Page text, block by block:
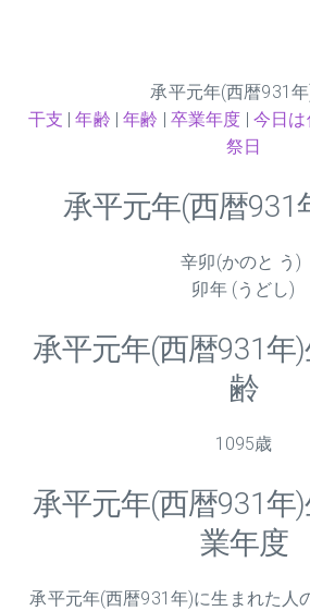
承平元年(西暦931
干支 |年齢 |年齢 |卒業年度 |今日は
祭日
承平元年(西暦931
辛卯(かのと う)
卯年 (うどし)
承平元年(西暦931年
齢
1095歳
承平元年(西暦931年
業年度
承平元年(西暦931年)に生まれた人